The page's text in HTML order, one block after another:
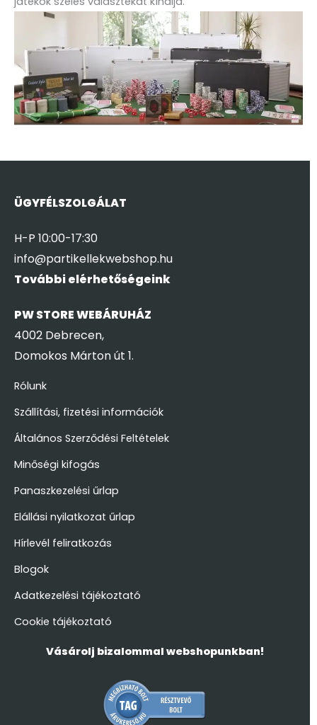
ÜGYFÉLSZOLGÁLAT
H-P 10:00-17:30
info@partikellekwebshop.hu
További elérhetőségeink
PW STORE WEBÁRUHÁZ
4002 Debrecen,
Domokos Márton út 1.
Rólunk
Szállítási, fizetési információk
Általános Szerződési Feltételek
Minőségi kifogás
Panaszkezelési űrlap
Elállási nyilatkozat űrlap
Hírlevél feliratkozás
Blogok
Adatkezelési tájékoztató
Cookie tájékoztató
Vásárolj bizalommal webshopunkban!